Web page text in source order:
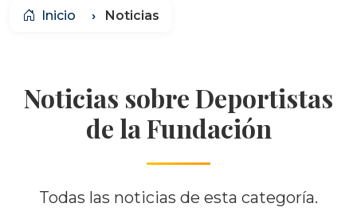
Inicio Noticias
Noticias sobre Deportistas
de la Fundación
Todas las noticias de esta categoría.